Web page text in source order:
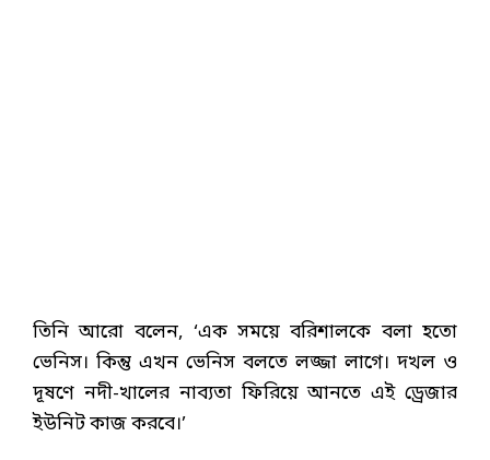
তিনি আরো বলেন, ‘এক সময়ে বরিশালকে বলা হতো
ভেনিস। কিন্তু এখন ভেনিস বলতে লজ্জা লাগে। দখল ও
দূষণে নদী-খালের নাব্যতা ফিরিয়ে আনতে এই ড্রেজার
ইউনিট কাজ করবে।’